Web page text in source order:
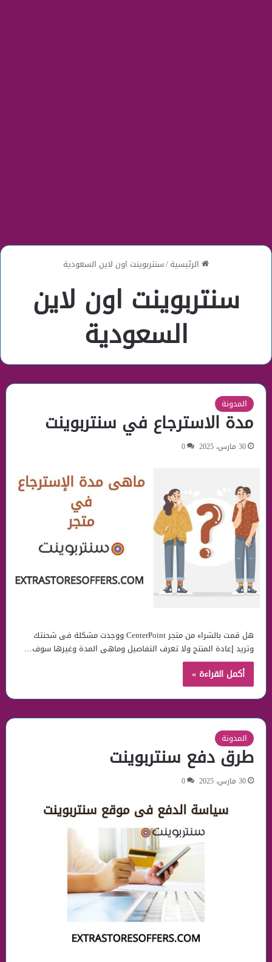
الرئيسية/سنتربوينت اون لاين السعودية
سنتربوينت اون لاين
السعودية
المدونة
مدة الاسترجاع في سنتربوينت
30 مارس، 2025 0
هل قمت بالشراء من متجر CenterPoint ووجدت مشكلة فى شحنتك
وتريد إعادة المنتج ولا تعرف التفاصيل وماهى المدة وغيرها سوف…
أكمل القراءة »
المدونة
طرق دفع سنتربوينت
30 مارس، 2025 0